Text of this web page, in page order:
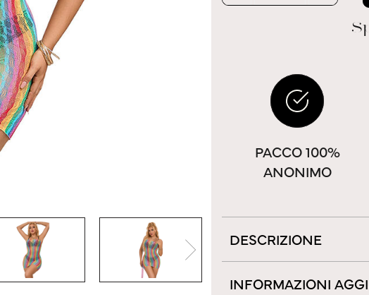
PACCO 100%
ANONIMO
DESCRIZIONE
INFORMAZIONI